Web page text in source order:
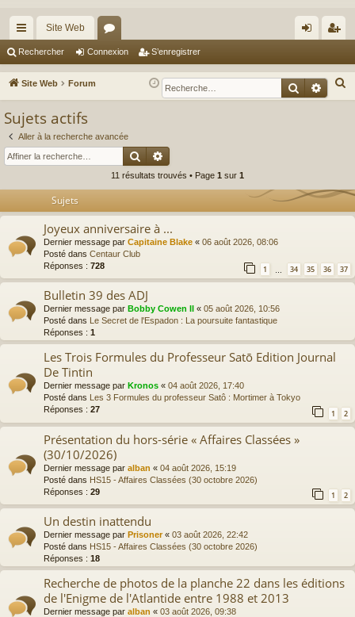
cc
ès
ra
pi
de
Site Web
or
u
m
ne
xi
nr
eg
Rechercher Connexion S’enregistrer
Site Web Forum
e
Sujets actifs
Aller à la recherche avancée
Rechercher
11 résultats trouvés • Page 1 sur 1
Sujets
Joyeux anniversaire à ...
Dernier message par Capitaine Blake « 06 août 2026, 08:06
Posté dans Centaur Club
Réponses : 728 1 … 34 35 36 37
Bulletin 39 des ADJ
Dernier message par Bobby Cowen II « 05 août 2026, 10:56
Posté dans Le Secret de l'Espadon : La poursuite fantastique
Réponses : 1
Les Trois Formules du Professeur Satō Edition Journal
De Tintin
Dernier message par Kronos « 04 août 2026, 17:40
Posté dans Les 3 Formules du professeur Satô : Mortimer à Tokyo
Réponses : 27 1 2
Présentation du hors-série « Affaires Classées »
(30/10/2026)
Dernier message par alban « 04 août 2026, 15:19
Posté dans HS15 - Affaires Classées (30 octobre 2026)
Réponses : 29 1 2
Un destin inattendu
Dernier message par Prisoner« 03 août 2026, 22:42
Posté dans HS15 - Affaires Classées (30 octobre 2026)
Réponses : 18
Recherche de photos de la planche 22 dans les éditions
de l'Enigme de l'Atlantide entre 1988 et 2013
Dernier message par alban « 03 août 2026, 09:38